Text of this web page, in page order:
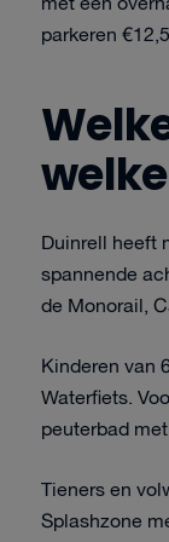
parkeren
Duinrell heeft
spannende
de Monorail,
Kinderen van
Waterfiets.
peuterbad
Tieners en
Splashzone